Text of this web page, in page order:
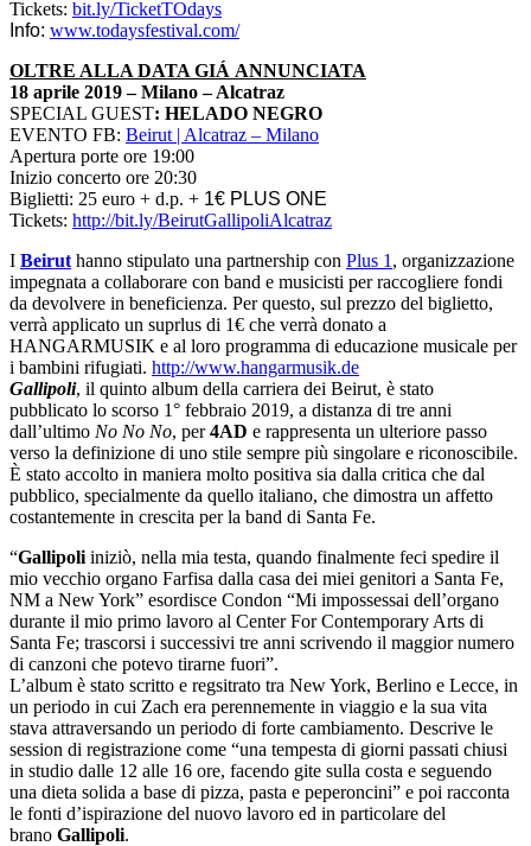
Tickets: bit.ly/TicketTOdays
Info: www.todaysfestival.com/
OLTRE ALLA DATA GIÁ ANNUNCIATA
18 aprile 2019 – Milano – Alcatraz
SPECIAL GUEST: HELADO NEGRO
EVENTO FB: Beirut | Alcatraz – Milano
Apertura porte ore 19:00
Inizio concerto ore 20:30
Biglietti: 25 euro + d.p. + 1€ PLUS ONE
Tickets: http://bit.ly/BeirutGallipoliAlcatraz
I Beirut hanno stipulato una partnership con Plus 1 , organizzazione
impegnata a collaborare con band e musicisti per raccogliere fondi
da devolvere in beneficienza. Per questo, sul prezzo del biglietto,
verrà applicato un suprlus di 1€ che verrà donato a
HANGARMUSIK e al loro programma di educazione musicale per
i bambini rifugiati. http://www.hangarmusik.de
Gallipoli, il quinto album della carriera dei Beirut, è stato
pubblicato lo scorso 1° febbraio 2019, a distanza di tre anni
dall’ultimo No No No, per4AD e rappresenta un ulteriore passo
verso la definizione di uno stile sempre più singolare e riconoscibile.
È stato accolto in maniera molto positiva sia dalla critica che dal
pubblico, specialmente da quello italiano, che dimostra un affetto
costantemente in crescita per la band di Santa Fe.
“Gallipoli iniziò, nella mia testa, quando finalmente feci spedire il
mio vecchio organo Farfisa dalla casa dei miei genitori a Santa Fe,
NM a New York” esordisce Condon “Mi impossessai dell’organo
durante il mio primo lavoro al Center For Contemporary Arts di
Santa Fe; trascorsi i successivi tre anni scrivendo il maggior numero
di canzoni che potevo tirarne fuori”.
L’album è stato scritto e regsitrato tra New York, Berlino e Lecce, in
un periodo in cui Zach era perennemente in viaggio e la sua vita
stava attraversando un periodo di forte cambiamento. Descrive le
session di registrazione come “una tempesta di giorni passati chiusi
in studio dalle 12 alle 16 ore, facendo gite sulla costa e seguendo
una dieta solida a base di pizza, pasta e peperoncini” e poi racconta
le fonti d’ispirazione del nuovo lavoro ed in particolare del
brano Gallipoli.